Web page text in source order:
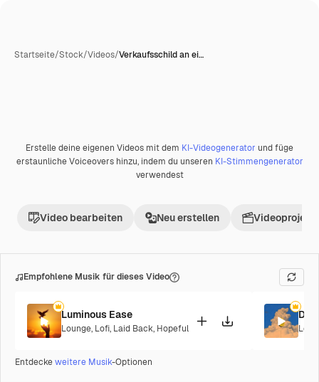
Startseite/Stock/Videos/Verkaufsschild an ei…
Erstelle deine eigenen Videos mit dem KI-Videogenerator und füge
erstaunliche Voiceovers hinzu, indem du unseren KI-Stimmengenerator
verwendest
Video bearbeiten Neu erstellen Videoprojekt
Empfohlene Musik für dieses Video
Luminous Ease
Lounge, Lofi, Laid Back, Hopeful Lofi
Entdeckeweitere Musik-Optionen